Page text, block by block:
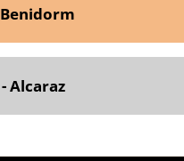
Alcaraz